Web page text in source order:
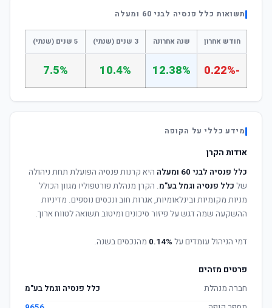
תשואות כלל פנסיה לבני 60 ומעלה
חודש אחרון שנה אחרונה 3 שנים (שנתי) 5 שנים (שנתי)
-0.22%
12.38%
10.4%
7.5%
מידע כללי על הקופה
אודות הקרן
כלל פנסיה לבני 60 ומעלה
היא קרנות פנסיה הפועלת תחת ניהולה
של כלל פנסיה וגמל בע"מ. הקרן מנהלת פורטפוליו מגוון הכולל
מניות מקומיות ובינלאומיות, אגרות חוב ונכסים נוספים. מדיניות
ההשקעה שמה דגש על פיזור סיכונים ומיטוב תשואה לטווח ארוך.
דמי הניהול עומדים על 0.14% מהנכסים בשנה.
פרטים מזהים
חברה מנהלת
כלל פנסיה וגמל בע"מ